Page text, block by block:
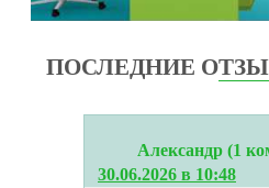
ПОСЛЕДНИЕ
Александр (1
30.06.2026 в 10:48